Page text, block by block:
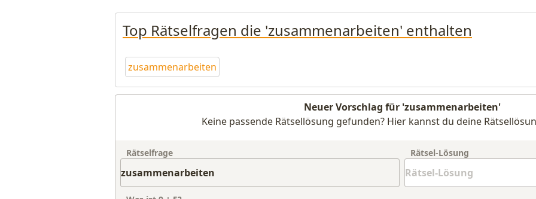
Top Rätselfragen die 'zusammenarbeiten' enthalten
zusammenarbeiten
Neuer Vorschlag für 'zusammenarbeiten'
Keine passende Rätsellösung gefunden? Hier kannst du deine
Rätselfrage Rätsel-Lösung